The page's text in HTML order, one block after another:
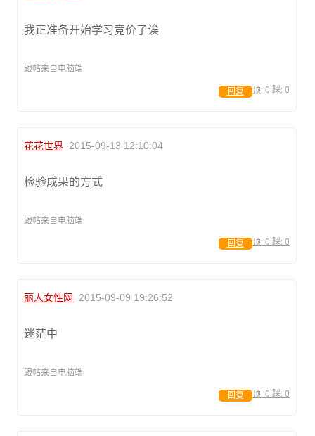
我正准备开始学习竞价了诶
跟帖来自电脑端
顶: 0 踩: 0
回复
花花世界 2015-09-13 12:10:04
检验成果的方式
跟帖来自电脑端
顶: 0 踩: 0
回复
丽人女性网 2015-09-09 19:26:52
迷茫中
跟帖来自电脑端
顶: 0 踩: 0
回复